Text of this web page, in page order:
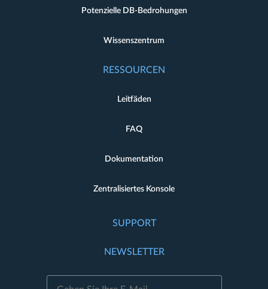
Potenzielle DB-Bedrohungen
Wissenszentrum
RESSOURCEN
Leitfäden
FAQ
Dokumentation
Zentralisiertes Konsole
SUPPORT
NEWSLETTER